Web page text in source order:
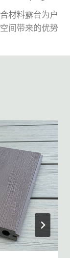
材料露台为户
间带来的优势